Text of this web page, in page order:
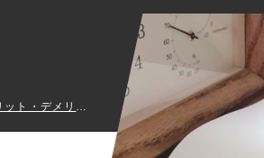
【完全ガイド】食品向け受発注システム導入のメリット・デメリット